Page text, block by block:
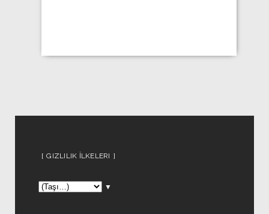
GIZLILIK İLKELERI
▼